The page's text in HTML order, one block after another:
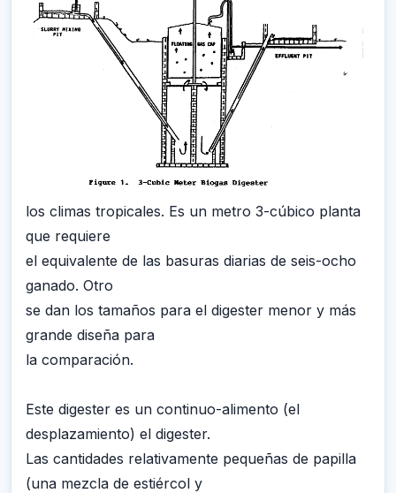
los climas tropicales. Es un metro 3-cúbico planta
que requiere
el equivalente de las basuras diarias de seis-ocho
ganado. Otro
se dan los tamaños para el digester menor y más
grande diseña para
la comparación.
Este digester es un continuo-alimento (el
desplazamiento) el digester.
Las cantidades relativamente pequeñas de papilla
(una mezcla de estiércol y